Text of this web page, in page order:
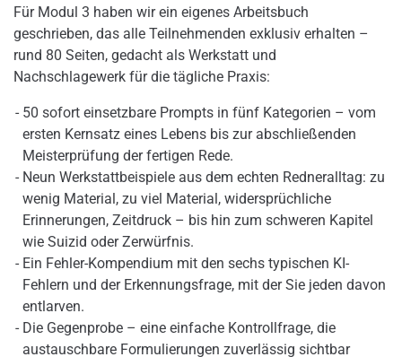
Für Modul 3 haben wir ein eigenes Arbeitsbuch
geschrieben, das alle Teilnehmenden exklusiv erhalten –
rund 80 Seiten, gedacht als Werkstatt und
Nachschlagewerk für die tägliche Praxis:
50 sofort einsetzbare Prompts in fünf Kategorien – vom
ersten Kernsatz eines Lebens bis zur abschließenden
Meisterprüfung der fertigen Rede.
Neun Werkstattbeispiele aus dem echten Redneralltag: zu
wenig Material, zu viel Material, widersprüchliche
Erinnerungen, Zeitdruck – bis hin zum schweren Kapitel
wie Suizid oder Zerwürfnis.
Ein Fehler-Kompendium mit den sechs typischen KI-
Fehlern und der Erkennungsfrage, mit der Sie jeden davon
entlarven.
Die Gegenprobe – eine einfache Kontrollfrage, die
austauschbare Formulierungen zuverlässig sichtbar